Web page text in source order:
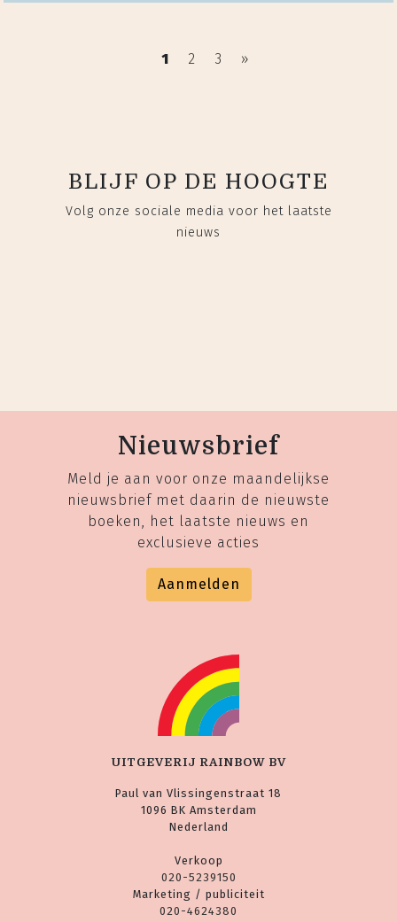
1 2 3 »
BLIJF OP DE HOOGTE
Volg onze sociale media voor het laatste
nieuws
Nieuwsbrief
Meld je aan voor onze maandelijkse
nieuwsbrief met daarin de nieuwste
boeken, het laatste nieuws en
exclusieve acties
Aanmelden
UITGEVERIJ RAINBOW BV
Paul van Vlissingenstraat 18
1096 BK Amsterdam
Nederland
Verkoop
020-5239150
Marketing / publiciteit
020-4624380